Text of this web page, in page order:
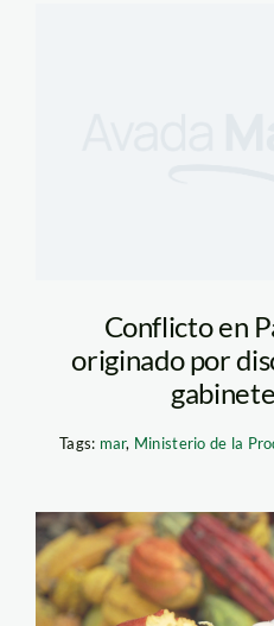
Conflicto en
originado por
Tags: mar, Ministerio de la